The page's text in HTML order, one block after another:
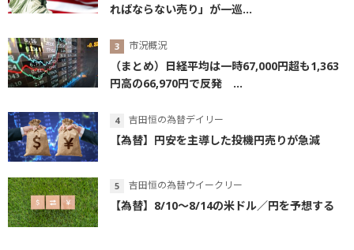
ればならない売り」が一巡...
市況概況
（まとめ）日経平均は一時67,000円超も1,363
円高の66,970円で反発 ...
吉田恒の為替デイリー
【為替】円安を主導した投機円売りが急減
吉田恒の為替ウイークリー
【為替】8/10～8/14の米ドル／円を予想する